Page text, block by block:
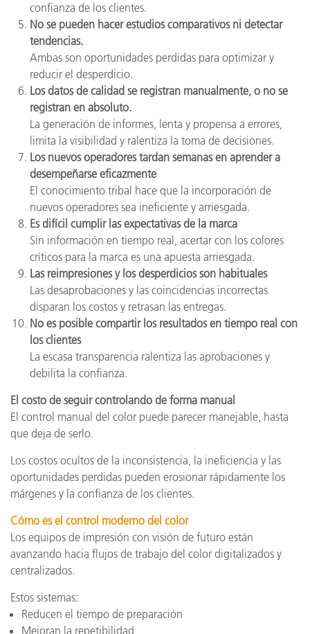
confianza de los clientes.
No se pueden hacer estudios comparativos ni detectar
tendencias.
Ambas son oportunidades perdidas para optimizar y
reducir el desperdicio.
Los datos de calidad se registran manualmente, o no se
registran en absoluto.
La generación de informes, lenta y propensa a errores,
limita la visibilidad y ralentiza la toma de decisiones.
Los nuevos operadores tardan semanas en aprender a
desempeñarse eficazmente
El conocimiento tribal hace que la incorporación de
nuevos operadores sea ineficiente y arriesgada.
Es difícil cumplir las expectativas de la marca
Sin información en tiempo real, acertar con los colores
críticos para la marca es una apuesta arriesgada.
Las reimpresiones y los desperdicios son habituales
Las desaprobaciones y las coincidencias incorrectas
disparan los costos y retrasan las entregas.
No es posible compartir los resultados en tiempo real con
los clientes
La escasa transparencia ralentiza las aprobaciones y
debilita la confianza.
El costo de seguir controlando de forma manual
El control manual del color puede parecer manejable, hasta
que deja de serlo.
Los costos ocultos de la inconsistencia, la ineficiencia y las
oportunidades perdidas pueden erosionar rápidamente los
márgenes y la confianza de los clientes.
Cómo es el control moderno del color
Los equipos de impresión con visión de futuro están
avanzando hacia flujos de trabajo del color digitalizados y
centralizados.
Estos sistemas:
Reducen el tiempo de preparación
Mejoran la repetibilidad